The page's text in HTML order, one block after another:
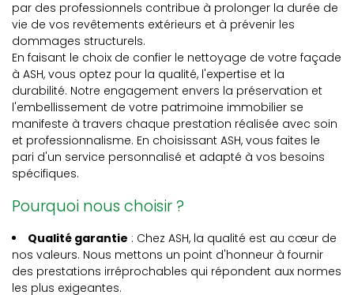
par des professionnels contribue à prolonger la durée de
vie de vos revêtements extérieurs et à prévenir les
dommages structurels.
En faisant le choix de confier le nettoyage de votre façade
à ASH, vous optez pour la qualité, l'expertise et la
durabilité. Notre engagement envers la préservation et
l'embellissement de votre patrimoine immobilier se
manifeste à travers chaque prestation réalisée avec soin
et professionnalisme. En choisissant ASH, vous faites le
pari d'un service personnalisé et adapté à vos besoins
spécifiques.
Pourquoi nous choisir ?
Qualité garantie : Chez ASH, la qualité est au cœur de
nos valeurs. Nous mettons un point d'honneur à fournir
des prestations irréprochables qui répondent aux normes
les plus exigeantes.